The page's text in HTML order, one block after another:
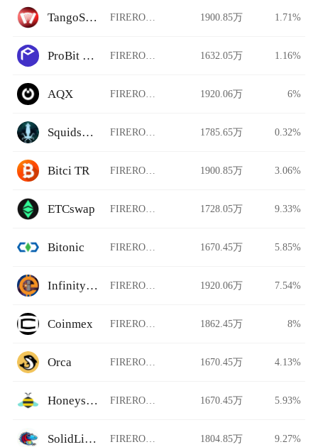
TangoSwap FIREROCKET/USDT 1900.85万 1.71%
ProBit Global FIREROCKET/USDT 1632.05万 1.16%
AQX FIREROCKET/USDT 1920.06万 6%
Squidswap FIREROCKET/USDT 1785.65万 0.32%
Bitci TR FIREROCKET/USDT 1900.85万 3.06%
ETCswap FIREROCKET/USDT 1728.05万 9.33%
Bitonic FIREROCKET/USDT 1670.45万 5.85%
InfinityCoin Exchange FIREROCKET/USDT 1920.06万 7.54%
Coinmex FIREROCKET/USDT 1862.45万 8%
Orca FIREROCKET/USDT 1670.45万 4.13%
Honeyswap FIREROCKET/USDT 1670.45万 5.93%
SolidLizard FIREROCKET/USDT 1804.85万 9.27%